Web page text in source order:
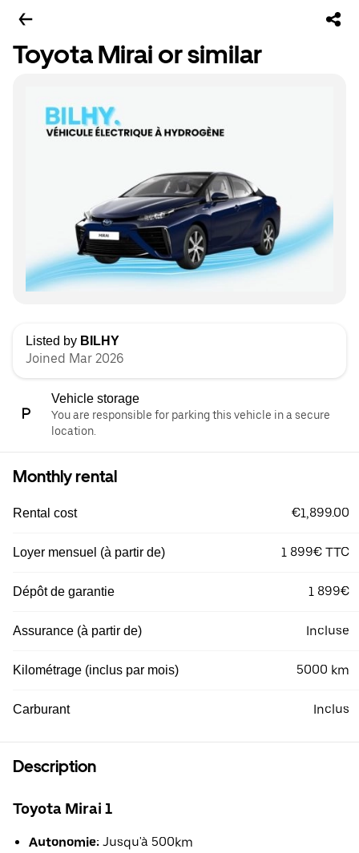
Toyota Mirai or similar
Listed by BILHY
Joined Mar 2026
Vehicle storage
You are responsible for parking this vehicle in a secure
location.
Monthly rental
Rental cost €1,899.00
Loyer mensuel (à partir de) 1 899€ TTC
Dépôt de garantie 1 899€
Assurance (à partir de) Incluse
Kilométrage (inclus par mois) 5000 km
Carburant Inclus
Description
Toyota Mirai 1
Autonomie: Jusqu'à 500km